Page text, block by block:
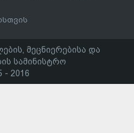
მეცნიერებისა და
სამინისტრო
- 2016